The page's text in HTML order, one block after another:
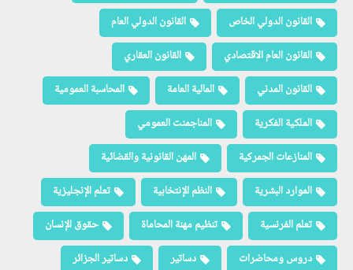
القانون الدولي الخاص
القانون الدولي العام
القانون العام الاقتصادي
القانون العقاري
القانون المدني
المالية العامة
المحاسبة العمومية
الملكية الفكرية
المناجمنت العمومي
المنازعات الجمركية
المهن القانونية والقضائية
الموارد البشرية
النظم الإنتخابية
تعلم الإنجليزية
تعلم الفرنسية
تنظيم مهنة المحاماة
حقوق الإنسان
دروس ومحاضرات
دساتير دساتير الجزائر